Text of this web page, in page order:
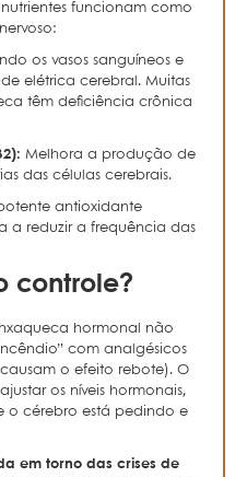
funcionam como
os vasos sanguíneos e
elétrica cerebral. Muitas
têm deficiência crônica
Melhora a produção de
das células cerebrais.
antioxidante
a reduzir a frequência das
controle?
hormonal não
com analgésicos
o efeito rebote). O
os níveis hormonais,
o cérebro está pedindo e
em torno das crises de